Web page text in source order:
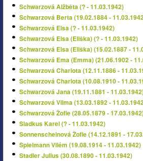
Schwarzová Alžběta (? - 11.03.1942)
Schwarzová Berta (19.02.1884 -
Schwarzová Elsa (? - 11.03.1942)
Schwarzová Elsa (Eliška) (? - 11.03.1942)
Schwarzová Elsa (Eliška) (15.02.1887 -
Schwarzová Ema (Emma) (21.06.1902 -
Schwarzová Charlota (12.11.1886 -
Schwarzová Charlota (10.08.1910 -
Schwarzová Jana (19.11.1881 -
Schwarzová Vilma (13.03.1892 -
Schwarzová Žofie (28.05.1879 -
Sladkus Karel (? - 11.03.1942)
Sonnenscheinová Žofie (14.12.1891 -
Spielmann Vilém (19.08.1914 - 11.03.1942)
Stadler Julius (30.08.1890 - 11.03.1942)